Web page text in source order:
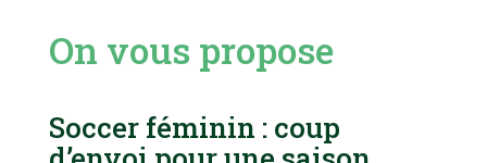
On vous propose
Soccer féminin : coup